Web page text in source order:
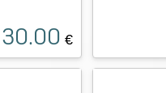
30.00 €